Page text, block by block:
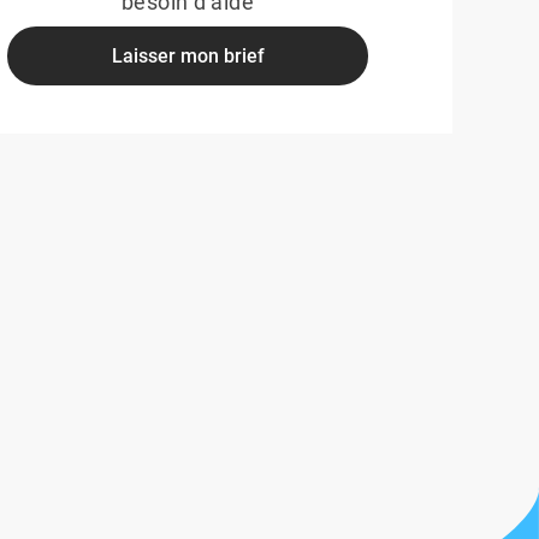
Laisser mon brief